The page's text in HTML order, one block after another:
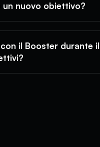
un nuovo obiettivo?
il Booster durante il